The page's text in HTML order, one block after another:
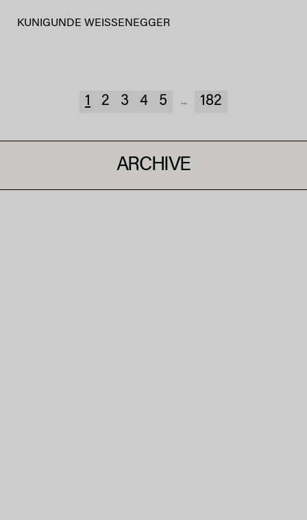
KUNIGUNDE WEISSENEGGER
1 2 3 4 5 ... 182
ARCHIVE